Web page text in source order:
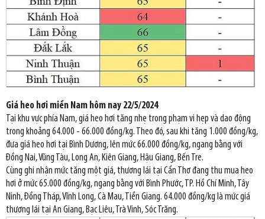
Giá heo hơi miền Nam hôm nay 22/5/2024
Tại khu vực phía Nam, giá heo hơi tăng nhẹ trong phạm vi hẹp và dao động
trong khoảng 64.000 - 66.000 đồng/kg. Theo đó, sau khi tăng 1.000 đồng/kg,
đưa giá heo hơi tại Bình Dương, lên mức 66.000 đồng/kg, ngang bằng với
Đồng Nai, Vũng Tàu, Long An, Kiên Giang, Hậu Giang, Bến Tre.
Cùng ghi nhận mức tăng một giá, thương lái tại Cần Thơ đang thu mua heo
hơi ở mức 65.000 đồng/kg, ngang bằng với Bình Phước, TP. Hồ Chí Minh, Tây
Ninh, Đồng Tháp, Vĩnh Long, Cà Mau, Tiền Giang. 64.000 đồng/kg là mức giá
thương lái tại An Giang, Bạc Liêu, Trà Vinh, Sóc Trăng.